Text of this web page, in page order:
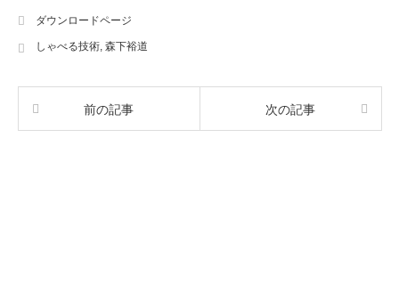
ダウンロードページ
しゃべる技術 森下裕道
前の記事 次の記事